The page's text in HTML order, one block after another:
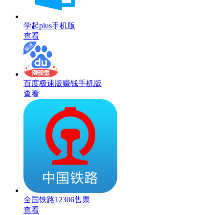
学起plus手机版
查看
百度极速版赚钱手机版
查看
全国铁路12306售票
查看